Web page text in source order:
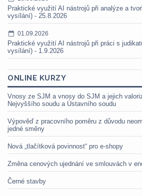
Praktické využití AI nástrojů při analýze a
vysílání) - 25.8.2026
01.09.2026
Praktické využití AI nástrojů při práci s
vysílání) - 1.9.2026
ONLINE KURZY
Vnosy ze SJM a vnosy do SJM a jejich
Nejvyššího soudu a Ústavního soudu
Výpověď z pracovního poměru z důvodu
jedné směny
Nová „tlačítková povinnost“ pro e-shopy
Změna cenových ujednání ve smlouvách v
Černé stavby